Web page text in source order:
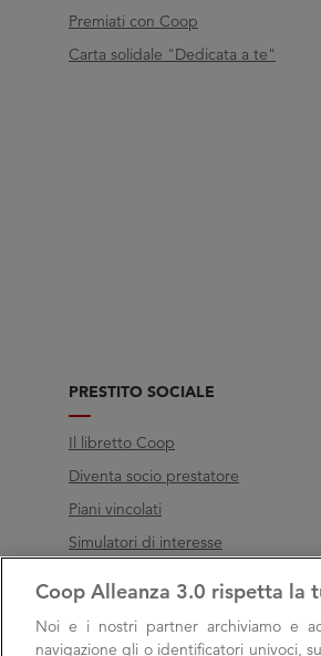
Premiati con Coop
Carta solidale "Dedicata a te"
PRESTITO SOCIALE
Il libretto Coop
Diventa socio prestatore
Piani vincolati
Simulatori di interesse
800 000 003
Coop Alleanza 3.0 rispetta la
Noi e i nostri partner archiviamo e
navigazione gli o identificatori univoci,